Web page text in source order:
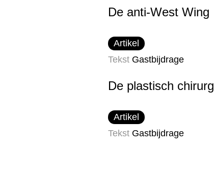
De anti-West Wing
Artikel
Tekst Gastbijdrage
De plastisch chirurg
Artikel
Tekst Gastbijdrage